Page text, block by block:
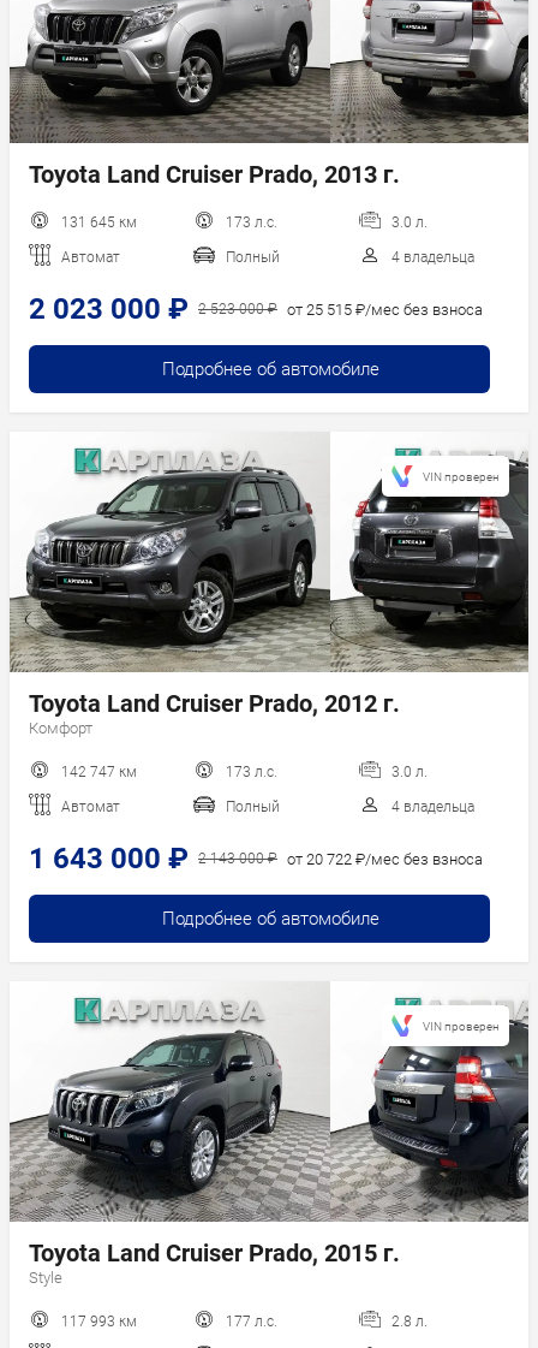
Toyota Land Cruiser Prado, 2013 г.
131 645 км 173 л.с. 3.0 л.
Автомат Полный 4 владельца
2 023 000 ₽ 2 523 000 ₽ от 25 515 ₽/мес без взноса
Подробнее об автомобиле
Toyota Land Cruiser Prado, 2012 г.
Комфорт
142 747 км 173 л.с. 3.0 л.
Автомат Полный 4 владельца
1 643 000 ₽ 2 143 000 ₽ от 20 722 ₽/мес без взноса
Подробнее об автомобиле
VIN проверен
Toyota Land Cruiser Prado, 2015 г.
Style
117 993 км 177 л.с. 2.8 л.
VIN проверен